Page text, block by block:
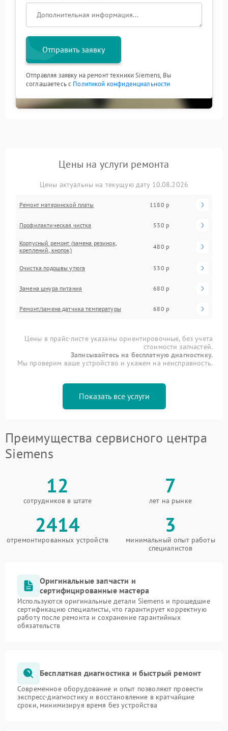
Отправить заявку
Отправляя заявку на ремонт техники Siemens, Вы
соглашаетесь с Политикой конфиденциальности
Цены на услуги ремонта
Цены актуальны на текущую дату 10.08.2026
Ремонт материнской платы 1180 р
Профилактическая чистка 530 р
Корпусный ремонт (замена резинок,
креплений, кнопок)
480 р
Очистка подошвы утюга 530 р
Замена шнура питания 680 р
Ремонт/замена датчика температуры 680 р
Цены в прайс-листе указаны ориентировочные, без учета
стоимости запчастей.
Записывайтесь на бесплатную диагностику.
Мы проверим ваше устройство и укажем на неисправность.
Показать все услуги
Преимущества сервисного центра
Siemens
12
сотрудников в штате
7
лет на рынке
2414
отремонтированных устройств
3
минимальный опыт работы
специалистов
Оригинальные запчасти и
сертифицированные мастера
Используются оригинальные детали Siemens и прошедшие
сертификацию специалисты, что гарантирует корректную
работу после ремонта и сохранение гарантийных
обязательств
Бесплатная диагностика и быстрый ремонт
Современное оборудование и опыт позволяют провести
экспресс-диагностику и восстановление в кратчайшие
сроки, минимизируя время без устройства